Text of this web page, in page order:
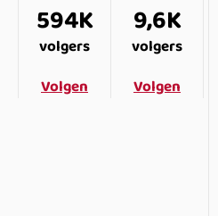
594K
volgers
Volgen
9,6K
volgers
Volgen